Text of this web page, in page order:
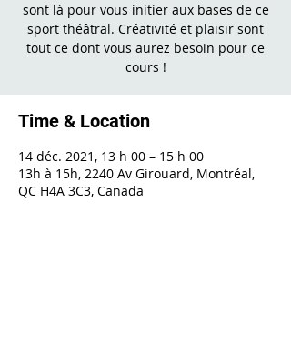
sont là pour vous initier aux bases de ce
sport théâtral. Créativité et plaisir sont
tout ce dont vous aurez besoin pour ce
cours !
Time & Location
14 déc. 2021, 13 h 00 – 15 h 00
13h à 15h, 2240 Av Girouard, Montréal,
QC H4A 3C3, Canada